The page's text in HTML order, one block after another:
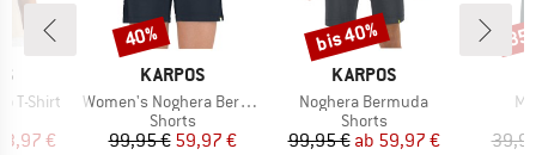
T-Shirt
Preis
€
MARKE
KARPOS
Artikel
Women's Noghera Bermuda
Produktgruppe
Shorts
Preis
99,95 €reduzierter Preis
59,97 €
Rabatt
40%
MARKE
KARPOS
Artikel
Noghera Bermuda
Produktgruppe
Shorts
Preis
99,95 € reduzierter Preis
ab 59,97 €
Rabatt
bis 40%